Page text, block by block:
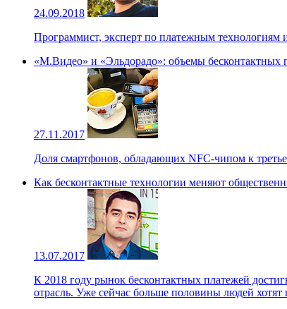
24.09.2018
Программист, эксперт по платежным
«М.Видео» и «Эльдорадо»: объемы бесконтактных
27.11.2017
Доля смартфонов, обладающих NFC-чипом к
Как бесконтактные технологии меняют
13.07.2017
К 2018 году рынок бесконтактных платежей
отрасль. Уже сейчас больше половины людей